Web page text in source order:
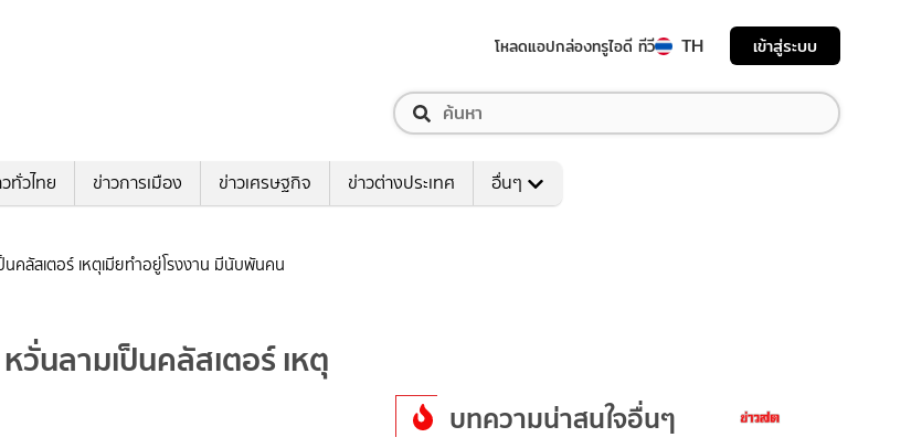
โหลดแอปกล่องทรูไอดี ทีวี TH เข้าสู่ระบบ
ทั่วไทย ข่าวการเมือง ข่าวเศรษฐกิจ ข่าวต่างประเทศ อื่นๆ
คลัสเตอร์ เหตุเมียทำอยู่โรงงาน มีนับพันคน
วั่นลามเป็นคลัสเตอร์ เหตุ
บทความน่าสนใจอื่นๆ